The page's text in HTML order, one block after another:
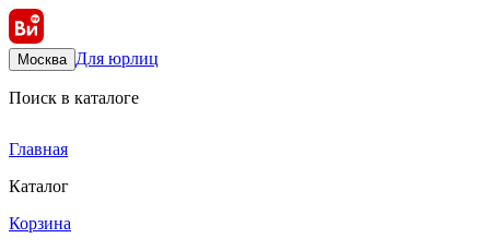
Москва Для юрлиц
Поиск в каталоге
Главная
Каталог
Корзина